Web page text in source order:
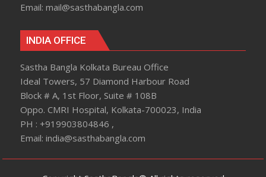
Email: mail@sasthabangla.com
INDIA OFFICE
Sastha Bangla Kolkata Bureau Office
Ideal Towers, 57 Diamond Harbour Road
Block # A, 1st Floor, Suite # 108B
Oppo. CMRI Hospital, Kolkata-700023, India
PH : +919903804846 ,
Email: india@sasthabangla.com